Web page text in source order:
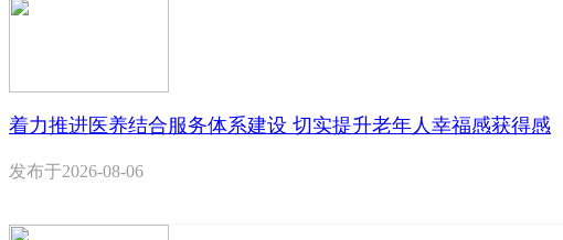
着力推进医养结合服务体系建设 切实提升老年人幸福感获得感
发布于2026-08-06